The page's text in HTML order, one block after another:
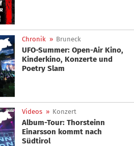
Chronik » Bruneck
UFO-Summer: Open-Air Kino,
Kinderkino, Konzerte und
Poetry Slam
Videos » Konzert
Album-Tour: Thorsteinn
Einarsson kommt nach
Südtirol